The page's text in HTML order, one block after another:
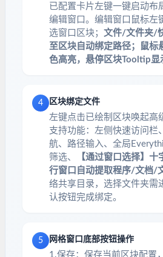
已配置卡片左键一键启动布
编辑窗口。编辑窗口鼠标左
选窗口区块； 文件/文件夹/
至区块自动绑定路径；鼠标
色高亮，悬停区块Tooltip显
4 区块绑定文件
左键点击已绘制区块唤起高
支持功能：左侧快速访问
航、路径输入、全局
筛选、
【通过窗口选择】
行窗口自动提取程序/文档/
络共享目录，选择文件夹需
认按钮完成绑定。
5 网格窗口底部按钮操作
1.保存：保存当前区块配置